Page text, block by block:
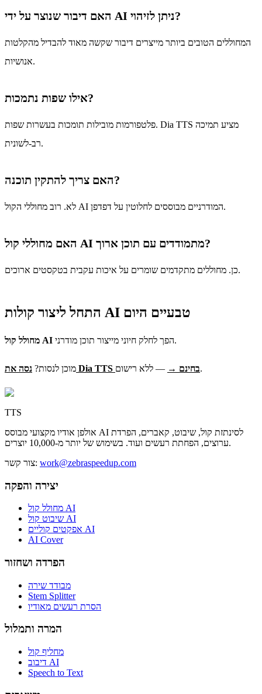
האם דיבור שנוצר על ידי AI ניתן לזיהוי?
המחוללים הטובים ביותר מייצרים דיבור שקשה מאוד להבדיל מהקלטות
אנושיות.
אילו שפות נתמכות?
פלטפורמות מובילות תומכות בעשרות שפות. Dia TTS מציע תמיכה
רב-לשונית.
האם צריך להתקין תוכנה?
לא. רוב מחוללי הקול AI המודרניים מבוססים לחלוטין על דפדפן.
האם מחוללי קול AI מתמודדים עם תוכן ארוך?
כן. מחוללים מתקדמים שומרים על איכות עקבית בטקסטים ארוכים.
התחל ליצור קולות AI טבעיים היום
מחולל קול AI הפך לחלק חיוני מייצור תוכן מודרני.
מוכן לנסות? נסה את Dia TTS בחינם →— ללא רישום.
TTS
אולפן אודיו מקצועי מבוסס AI לסינתזת קול, שיבוט, קאברים, הפרדת
ערוצים, הפחתת רעשים ועוד. בשימוש של יותר מ-10,000 יוצרים.
צור קשר: work@zebraspeedup.com
יצירה והפקה
מחולל קול AI
שיבוט קול AI
אפקטים קוליים AI
AI Cover
הפרדה ושחזור
מבודד שירה
Stem Splitter
הסרת רעשים מאודיו
המרה ותמלול
מחליף קול
דיבוב AI
Speech to Text